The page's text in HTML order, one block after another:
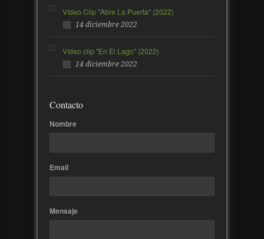
Vídeo Clip "Abre La Puerta" (2022)
14 diciembre 2022
Vídeo clip "En El Lago" (2022)
14 diciembre 2022
Contacto
Nombre
Email
Mensaje